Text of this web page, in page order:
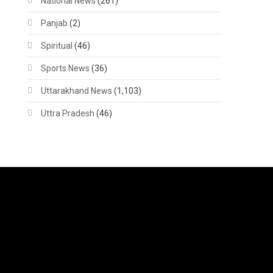
Panjab (2)
Spiritual (46)
Sports News (36)
Uttarakhand News (1,103)
Uttra Pradesh (46)